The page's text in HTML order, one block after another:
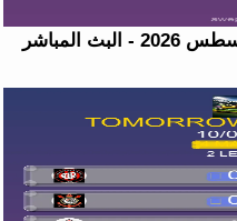
مواعيد مباريات الغد الاثنين 10 أغسطس 2026 - البث المباشر